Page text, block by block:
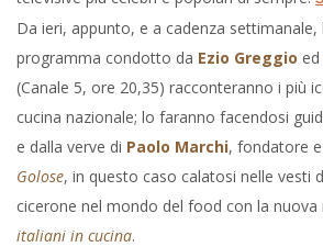
Da ieri, appunto, e a cadenza settimanale,
programma condotto da Ezio Greggio ed
(Canale 5, ore 20,35) racconteranno i più
cucina nazionale; lo faranno facendosi
e dalla verve di Paolo Marchi, fondatore
Golose, in questo caso calatosi nelle vesti
cicerone nel mondo del food con la nuova
italiani in cucina.